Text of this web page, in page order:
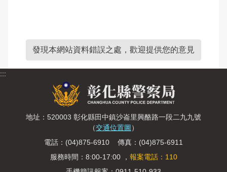
發現本網站資料錯誤之處，歡迎提供您的意見
:::
地址：520003 彰化縣田中鎮沙崙里興酪路一段二九九號
（交通位置圖 ）
電話：(04)875-6910 傳真：(04)875-6911
服務時間：8:00-17:00 ， 報案電話：110